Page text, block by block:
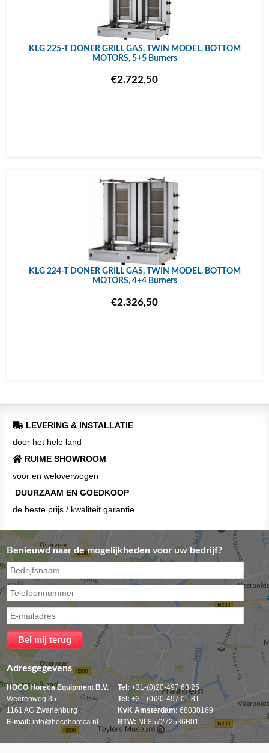
KLG 225-T DONER GRILL GAS, TWIN MODEL, BOTTOM
MOTORS, 5+5 Burners
€2.722,50
KLG 224-T DONER GRILL GAS, TWIN MODEL, BOTTOM
MOTORS, 4+4 Burners
€2.326,50
LEVERING & INSTALLATIE
door het hele land
RUIME SHOWROOM
voor en weloverwogen
DUURZAAM EN GOEDKOOP
de beste prijs / kwaliteit garantie
Benieuwd naar de mogelijkheden voor uw bedrijf?
Adresgegevens
HOCO Horeca Equipment B.V.
Weerenweg 35
1161 AG Zwanenburg
E-mail: info@hocohoreca.nl
Tel:+31-(0)20-497 63 25
Tel:+31-(0)20-497 01 81
KvK Amsterdam: 68030169
BTW: NL857272536B01